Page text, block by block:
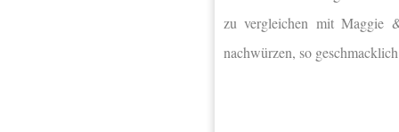
zu vergleichen mit Maggie
nachwürzen, so